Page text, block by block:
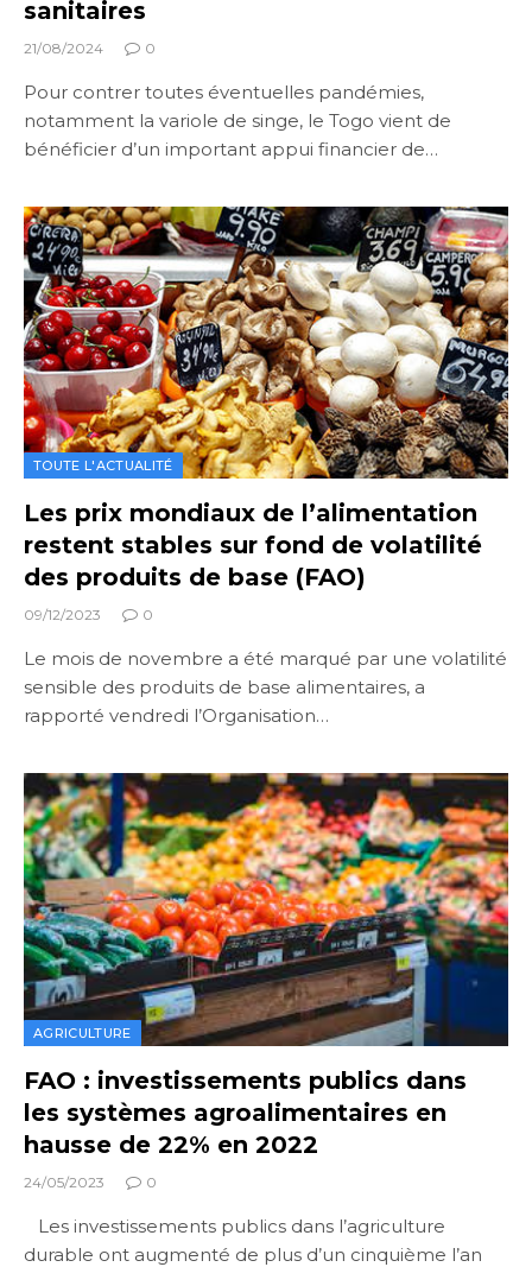
sanitaires
21/08/2024 0
Pour contrer toutes éventuelles pandémies,
notamment la variole de singe, le Togo vient de
bénéficier d’un important appui financier de…
TOUTE L'ACTUALITÉ
Les prix mondiaux de l’alimentation
restent stables sur fond de volatilité
des produits de base (FAO)
09/12/2023 0
Le mois de novembre a été marqué par une volatilité
sensible des produits de base alimentaires, a
rapporté vendredi l’Organisation…
AGRICULTURE
FAO : investissements publics dans
les systèmes agroalimentaires en
hausse de 22% en 2022
24/05/2023 0
Les investissements publics dans l’agriculture
durable ont augmenté de plus d’un cinquième l’an